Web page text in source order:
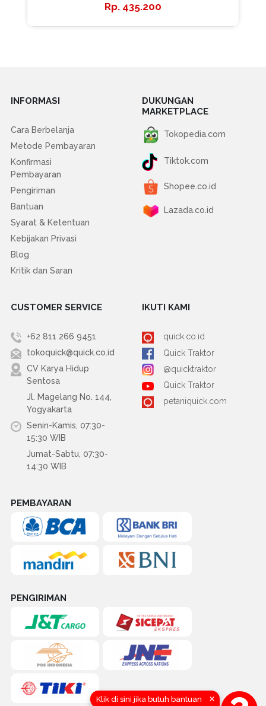
Klik di sini jika butuh bantuan ×
435.200
INFORMASI
Cara Berbelanja
Metode Pembayaran
Konfirmasi
Pembayaran
Pengiriman
Bantuan
Syarat & Ketentuan
Kebijakan Privasi
Blog
Kritik dan Saran
DUKUNGAN
MARKETPLACE
Tokopedia.com
Tiktok.com
Shopee.co.id
Lazada.co.id
CUSTOMER SERVICE
+62 811 266 9451
tokoquick@quick.co.id
CV Karya Hidup
Sentosa
Jl. Magelang No. 144,
Yogyakarta
Senin-Kamis, 07:30-
15:30 WIB
Jumat-Sabtu, 07:30-
14:30 WIB
IKUTI KAMI
quick.co.id
Quick Traktor
@quicktraktor
Quick Traktor
petaniquick.com
PEMBAYARAN
PENGIRIMAN